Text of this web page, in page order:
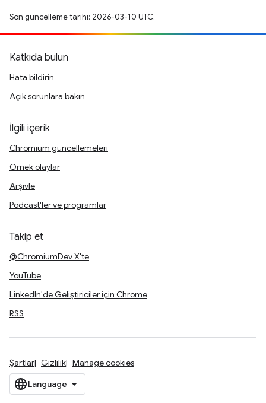
Son güncelleme tarihi: 2026-03-10 UTC.
Katkıda bulun
Hata bildirin
Açık sorunlara bakın
İlgili içerik
Chromium güncellemeleri
Örnek olaylar
Arşivle
Podcast'ler ve programlar
Takip et
@ChromiumDev X'te
YouTube
LinkedIn'de Geliştiriciler için Chrome
RSS
Şartlar Gizlilik Manage cookies